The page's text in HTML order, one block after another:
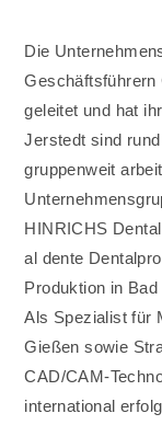
Die
Geschäftsführern
geleitet und hat
Jerstedt sind
gruppenweit
HINRICHS
al dente
Produktion in
Als Spezialist für
Gießen sowie
CAD/CAM-
international